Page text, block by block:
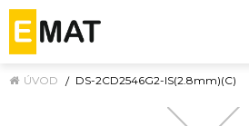
ÚVOD DS-2CD2546G2-IS(2.8mm)(C)